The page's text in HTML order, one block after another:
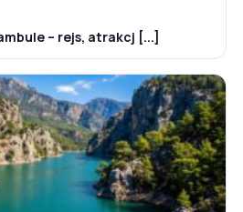
– rejs, atrakcj [...]